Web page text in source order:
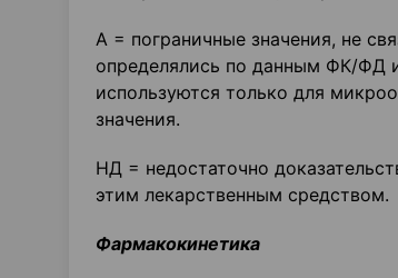
А = пограничные значения, не
определялись по данным ФК/ФД
используются только для
значения.
НД = недостаточно
этим лекарственным средством.
Фармакокинетика